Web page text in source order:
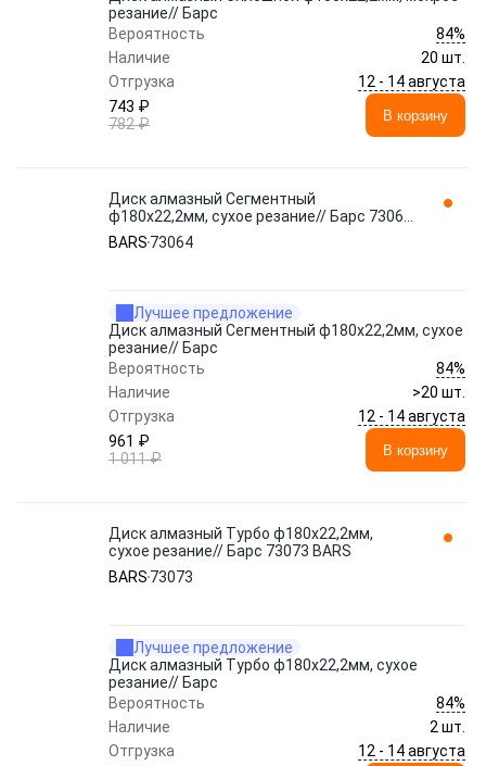
резание// Барс
Вероятность
84%
Наличие
20 шт.
Отгрузка
12 - 14 августа
743 ₽
782 ₽
В корзину
Диск алмазный Сегментный
ф180х22,2мм, сухое резание// Барс 73064
BARS
BARS 73064
Лучшее предложение
Диск алмазный Сегментный ф180х22,2мм, сухое
резание// Барс
Вероятность
84%
Наличие
>20 шт.
Отгрузка
12 - 14 августа
961 ₽
1 011 ₽
В корзину
Диск алмазный Турбо ф180х22,2мм,
сухое резание// Барс 73073 BARS
BARS 73073
Лучшее предложение
Диск алмазный Турбо ф180х22,2мм, сухое
резание// Барс
Вероятность
84%
Наличие
2 шт.
Отгрузка
12 - 14 августа